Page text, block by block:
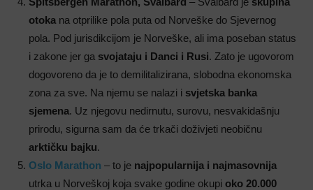
otoka na otprilike pola puta od Norveške do Sjevernog
pola. Pod jurisdikcijom je Norveške, ali ima poseban status
i zakone jer ga svojataju i Danci i Rusi. Zato je ugovorom
dogovoreno da je to demilitalizirana, slobodna ekonomska
zona za sve. Na njemu se nalazi i svjetska banka
sjemena. Uz njegovu nedirnutu, surovu, nesvakidašnju
prirodu, sigurna sam da će trkači doživjeti neobičnu
arktičku bajku.
Oslo Marathon – to je najpopularnija i najmasovnija
utrka u Norveškoj koja svake godine okupi oko 20.000